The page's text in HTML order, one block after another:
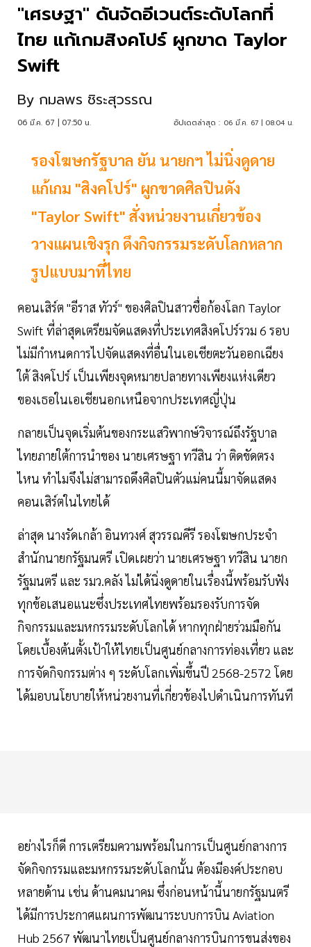
"เศรษฐา" ดันจัดอีเวนต์ระดับโลกที่
ไทย แก้เกมสิงคโปร์ ผูกขาด Taylor
Swift ​
By กมลพร ชิระสุวรรณ
06 มี.ค. 67 | 07:50 น. อัปเดตล่าสุด : 06 มี.ค. 67 | 08:04 น.
รองโฆษกรัฐบาล ยัน นายกฯ​ ไม่นิ่งดูดาย
แก้เกม "สิงคโปร์" ผูกขาดศิลปินดัง
"Taylor Swift" สั่งหน่วยงานเกี่ยวข้อง
วางแผนเชิงรุก ดึงกิจกรรมระดับโลกหลาก
รูปแบบ​มาที่ไทย​
คอนเสิร์ต "อีราส ทัวร์" ของศิลปินสาวชื่อก้องโลก Taylor
Swift ที่ล่าสุดเตรียมจัดแสดงที่ประเทศสิงคโปร์รวม 6 รอบ
ไม่มีกำหนดการไปจัดแสดงที่อื่นในเอเชียตะวันออกเฉียง
ใต้ สิงคโปร์ เป็นเพียงจุดหมายปลายทางเพียงแห่งเดียว
ของเธอในเอเชียนอกเหนือจากประเทศญี่ปุ่น
กลายเป็นจุดเริ่มต้นของกระแสวิพากษ์วิจารณ์ถึงรัฐบาล
ไทยภายใต้การนำของ นายเศรษฐา ทวีสิน ว่า ติดขัดตรง
ไหน ทำไมจึงไม่สามารถดึงศิลปินตัวแม่คนนี้มาจัดแสดง
คอนเสิร์ตในไทยได้
ล่าสุด นางรัดเกล้า อินทวงศ์ สุวรรณคีรี รองโฆษกประจำ
สำนักนายกรัฐมนตรี เปิดเผยว่า นายเศรษฐา ทวีสิน นายก
รัฐมนตรี และ รมว.คลัง ไม่ได้นิ่งดูดายในเรื่องนี้พร้อมรับฟัง
ทุกข้อเสนอแนะซึ่งประเทศไทยพร้อมรองรับการจัด
กิจกรรมและมหกรรมระดับโลกได้​ หากทุกฝ่ายร่วมมือกัน​
โดยเบื้องต้นตั้งเป้าให้ไทยเป็นศูนย์กลางการท่องเที่ยว และ
การจัดกิจกรรมต่าง ๆ​ ระดับโลกเพิ่มขึ้นปี 2568-2572 โดย
ได้มอบนโยบายให้หน่วยงานที่เกี่ยวข้องไปดำเนินการทันที
อย่างไรก็ดี การเตรียมความพร้อมในการเป็นศูนย์กลางการ
จัดกิจกรรมและมหกรรมระดับโลกนั้น ต้องมีองค์ประกอบ
หลายด้าน เช่น ด้านคมนาคม​ ซึ่งก่อนหน้านี้นายกรัฐมนตรี
ได้มีการประกาศแผนการพัฒนาระบบการบิน Aviation
Hub 2567 พัฒนาไทยเป็นศูนย์กลางการบินการขนส่งของ